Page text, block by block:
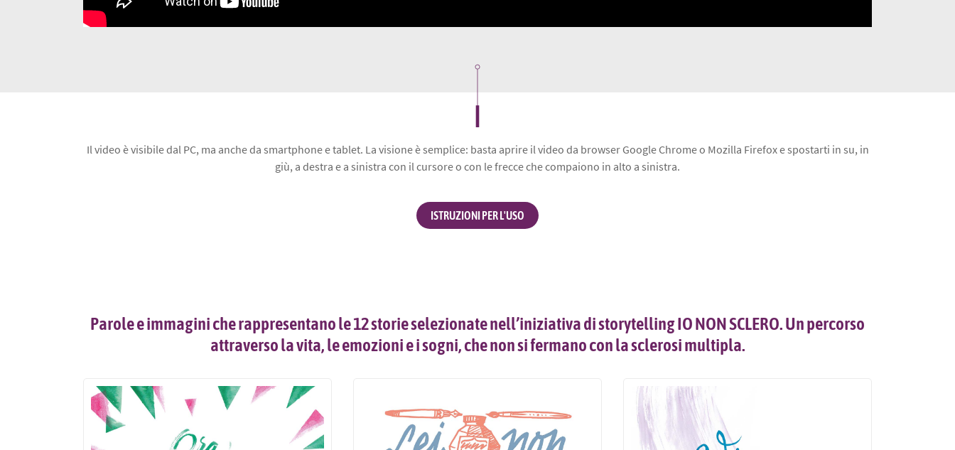
Il video è visibile dal PC, ma anche da smartphone e tablet. La visione è semplice: basta aprire il video da browser Google Chrome o Mozilla Firefox e spostarti in su, in
giù, a destra e a sinistra con il cursore o con le frecce che compaiono in alto a sinistra.
ISTRUZIONI PER L'USO
Parole e immagini che rappresentano le 12 storie selezionate nell’iniziativa di storytelling IO NON SCLERO. Un percorso
attraverso la vita, le emozioni e i sogni, che non si fermano con la sclerosi multipla.